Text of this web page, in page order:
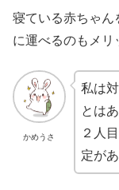
寝ている赤ちゃん
に運べるのもメリ
かめうさ
私は
とは
２人
定が